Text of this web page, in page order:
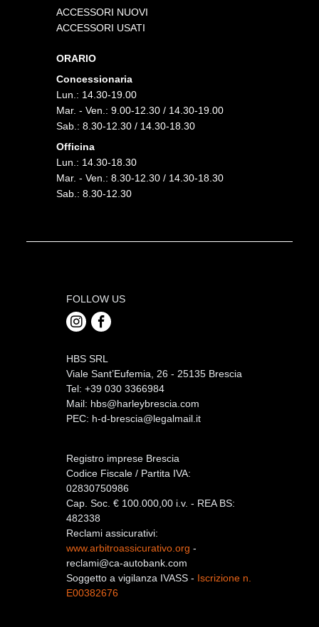
ACCESSORI NUOVI
ACCESSORI USATI
ORARIO
Concessionaria
Lun.: 14.30-19.00
Mar. - Ven.: 9.00-12.30 / 14.30-19.00
Sab.: 8.30-12.30 / 14.30-18.30
Officina
Lun.: 14.30-18.30
Mar. - Ven.: 8.30-12.30 / 14.30-18.30
Sab.: 8.30-12.30
FOLLOW US
HBS SRL
Viale Sant’Eufemia, 26 - 25135 Brescia
Tel: +39 030 3366984
Mail: hbs@harleybrescia.com
PEC: h-d-brescia@legalmail.it
Registro imprese Brescia
Codice Fiscale / Partita IVA:
02830750986
Cap. Soc. € 100.000,00 i.v. - REA BS:
482338
Reclami assicurativi:
www.arbitroassicurativo.org -
reclami@ca-autobank.com
Soggetto a vigilanza IVASS - Iscrizione n.
E00382676